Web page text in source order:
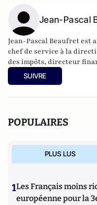
Jean-Pascal
Jean-Pascal Beaufret est
chef de service à la
des impôts, directeur
télécommunications,
développement Ring
SUIVRE
POPULAIRES
PLUS LUS
1Les Français moins
européenne pour la